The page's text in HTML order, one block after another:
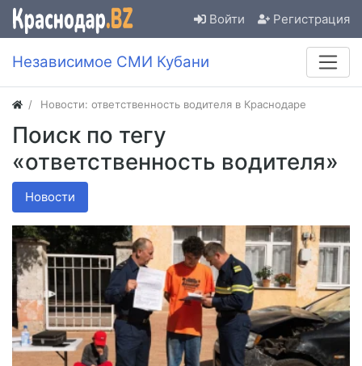
Войти Регистрация
Независимое СМИ Кубани
Новости: ответственность водителя в Краснодаре
Поиск по тегу
«ответственность водителя»
Новости